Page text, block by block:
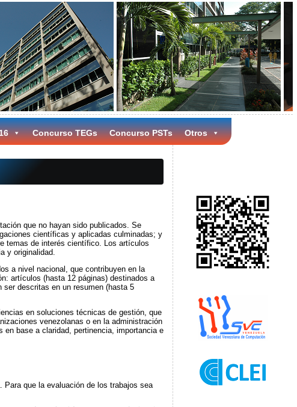
Concurso TEGs Concurso PSTs Otros
que no hayan sido publicados. Se
científicas y aplicadas culminadas; y
temas de interés científico. Los artículos
y originalidad.
a nivel nacional, que contribuyen en la
artículos (hasta 12 páginas) destinados a
descritas en un resumen (hasta 5
en soluciones técnicas de gestión, que
venezolanas o en la administración
en base a claridad, pertinencia, importancia e
Para que la evaluación de los trabajos sea